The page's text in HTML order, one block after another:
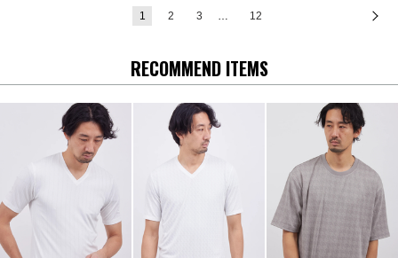
1 2 3 … 12
RECOMMEND ITEMS